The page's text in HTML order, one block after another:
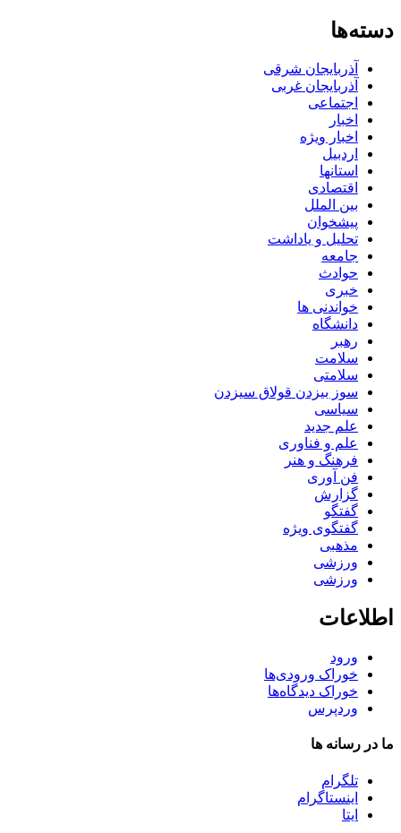
دسته‌ها
آذربایجان شرقی
آذربایجان غربی
اجتماعی
اخبار
اخبار ویژه
اردبیل
استانها
اقتصادی
بین الملل
پیشخوان
تحلیل و یاداشت
جامعه
حوادث
خبری
خواندنی ها
دانشگاه
رهبر
سلامت
سلامتی
سوز بیزدن قولاق سیزدن
سیاسی
علم جدید
علم و فناوری
فرهنگ و هنر
فن آوری
گزارش
گفتگو
گفتگوی ویژه
مذهبی
ورزشی
ورزشی
اطلاعات
ورود
خوراک ورودی‌ها
خوراک دیدگاه‌ها
وردپرس
ما در رسانه ها
تلگرام
اینستاگرام
ایتا